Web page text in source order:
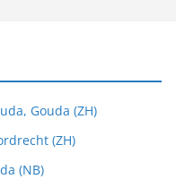
Gouda (ZH)
(ZH)
(NB)